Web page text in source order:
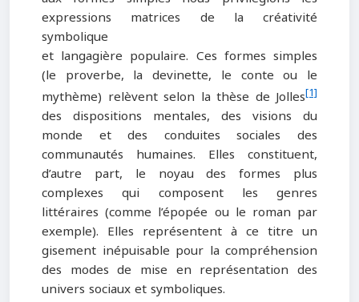
expressions matrices de la créativité
symbolique
et langagière populaire. Ces formes simples
(le proverbe, la devinette, le conte ou le
mythème) relèvent selon la thèse de Jolles[1]
des dispositions mentales, des visions du
monde et des conduites sociales des
communautés humaines. Elles constituent,
d’autre part, le noyau des formes plus
complexes qui composent les genres
littéraires (comme l’épopée ou le roman par
exemple). Elles représentent à ce titre un
gisement inépuisable pour la compréhension
des modes de mise en représentation des
univers sociaux et symboliques.